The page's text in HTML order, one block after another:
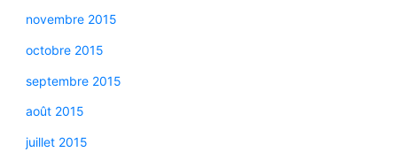
novembre 2015
octobre 2015
septembre 2015
août 2015
juillet 2015